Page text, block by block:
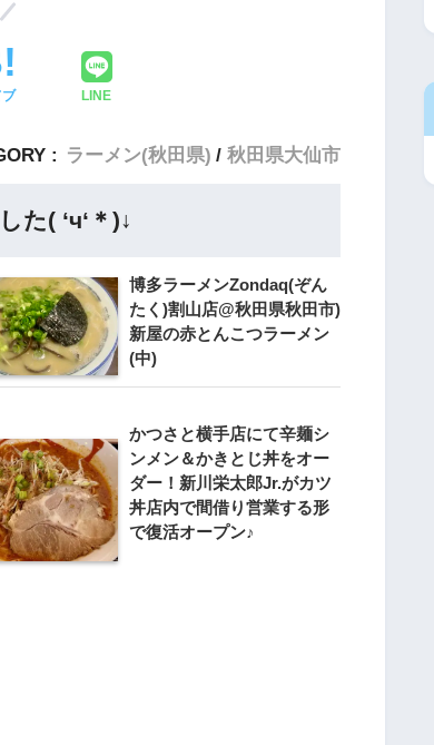
LINE
: ラーメン(秋田県) 秋田県大仙市
た( ‘ч‘＊)↓
博多ラーメンZondaq(ぞん
たく)割山店@秋田県秋田市)
新屋の赤とんこつラーメン
(中)
かつさと横手店にて辛麺シ
ンメン＆かきとじ丼をオー
ダー！新川栄太郎Jr.がカツ
丼店内で間借り営業する形
で復活オープン♪